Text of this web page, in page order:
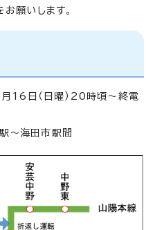
願いします。
16日（日曜）20時頃～終電
～海田市駅間